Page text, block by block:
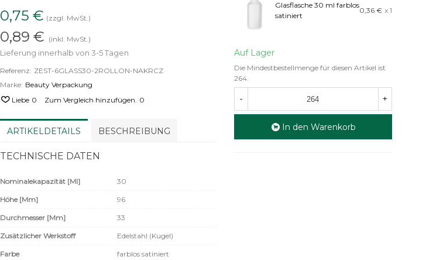
0,75 € (zzgl. MwSt.)
0,89 € (inkl. MwSt.)
Lieferung innerhalb von 3-5 Tagen
Referenz: ZEST-6GLASS30-2ROLLON-NAKRCZ
Marke: Beauty Verpackung
Liebe 0 Zum Vergleich hinzufügen. 0
ARTIKELDETAILS BESCHREIBUNG
TECHNISCHE DATEN
Nominalekapazität [ml] 30
Höhe [mm] 96
Durchmesser [mm] 33
Zusätzlicher Werkstoff Edelstahl (Kugel)
Farbe farblos satiniert
Glasflasche 30 ml farblos
satiniert
0,36 € x 1
Auf Lager
Die Mindestbestellmenge für diesen Artikel ist
264.
- +
In den Warenkorb